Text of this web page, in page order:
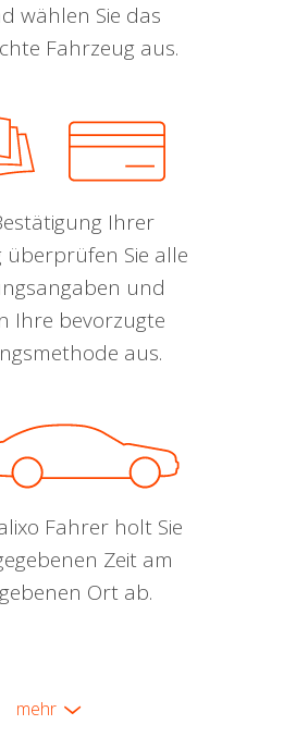
wählen Sie das
Fahrzeug aus.
Ihrer
überprüfen Sie alle
und
Ihre bevorzugte
aus.
Fahrer holt Sie
Zeit am
Ort ab.
mehr